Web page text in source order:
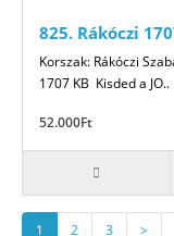
825. Rákóczi
Korszak: Rákóczi
1707 KB Kisded a JO..
52.000Ft
1 2 3 >